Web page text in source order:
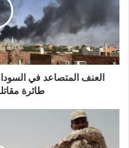
العنف المتصاعد في
طائرة